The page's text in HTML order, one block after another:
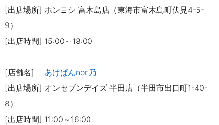
[出店場所] ホンヨシ 富木島店（東海市富木島町伏見4-5-
9）
[出店時間] 15:00～18:00
[店舗名] あげぱんnon乃
[出店場所] オンセブンデイズ 半田店（半田市出口町1-40-
8）
[出店時間] 11:00～16:00